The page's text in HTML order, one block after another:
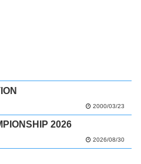
2000/03/23
2026
2026/08/30